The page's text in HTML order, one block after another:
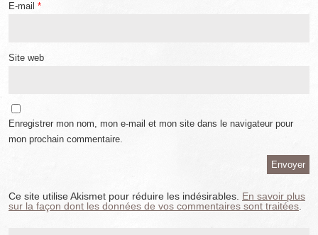
E-mail *
Site web
Enregistrer mon nom, mon e-mail et mon site dans le navigateur pour
mon prochain commentaire.
Ce site utilise Akismet pour réduire les indésirables. En savoir plus
sur la façon dont les données de vos commentaires sont traitées